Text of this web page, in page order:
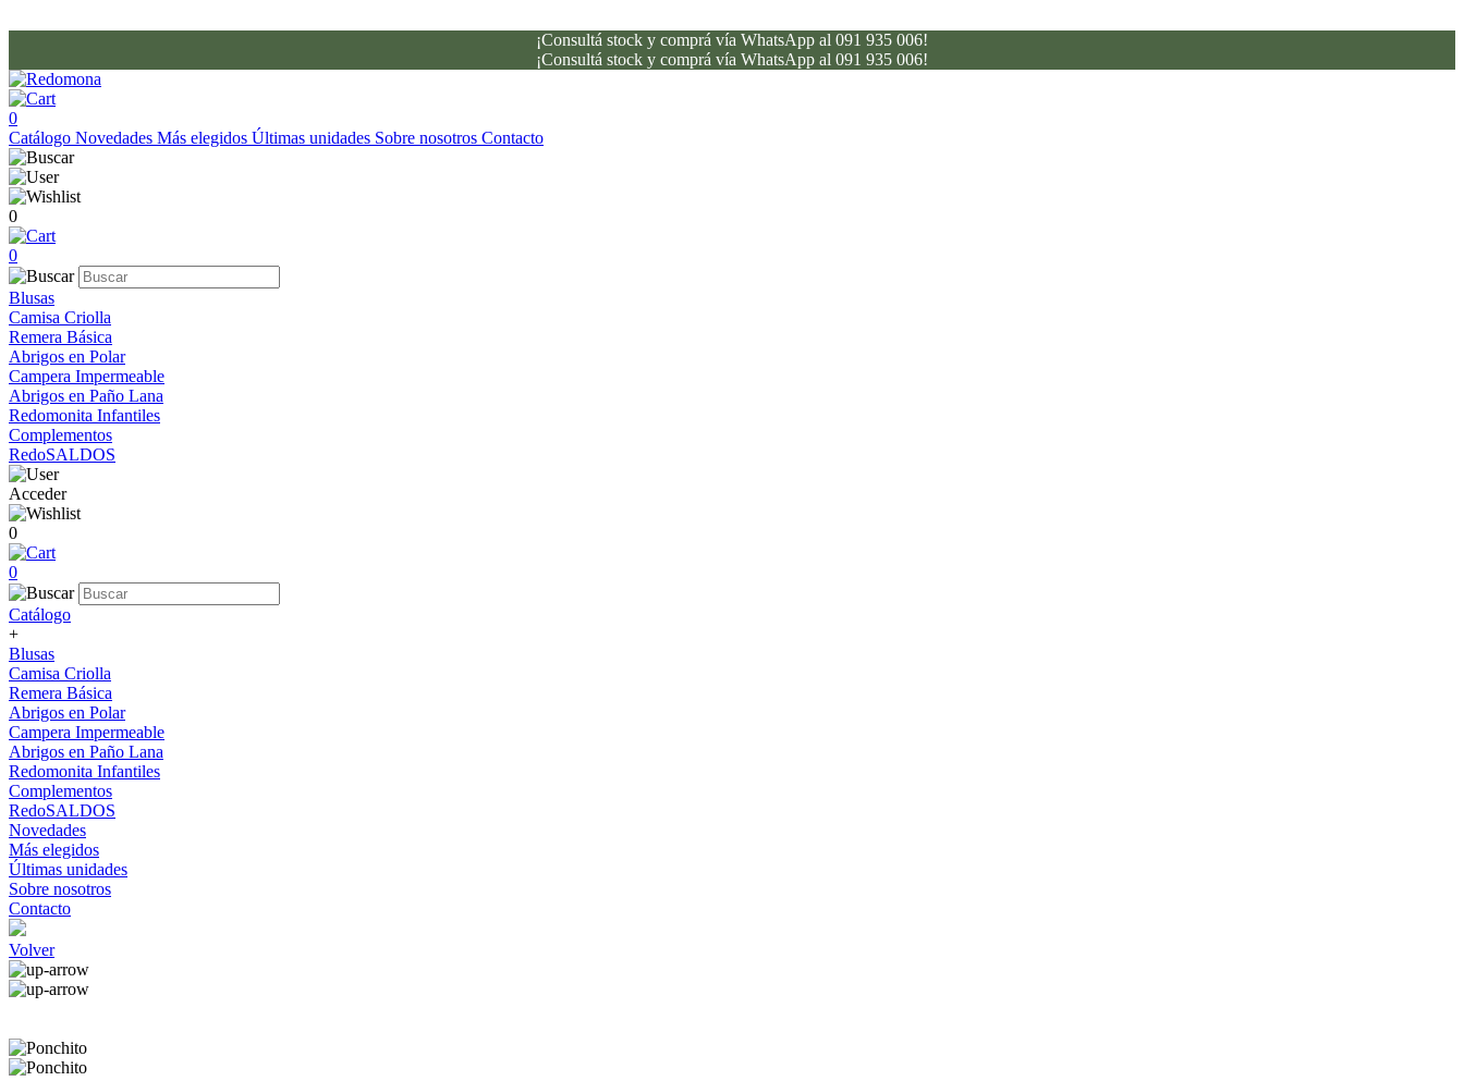
¡Consultá stock y comprá vía WhatsApp al 091 935 006!
¡Consultá stock y comprá vía WhatsApp al 091 935 006!
0
Catálogo Novedades Más elegidos Últimas unidades Sobre nosotros Contacto
0
0
Blusas
Camisa Criolla
Remera Básica
Abrigos en Polar
Campera Impermeable
Abrigos en Paño Lana
Redomonita Infantiles
Complementos
RedoSALDOS
Acceder
0
0
Catálogo
+
Blusas
Camisa Criolla
Remera Básica
Abrigos en Polar
Campera Impermeable
Abrigos en Paño Lana
Redomonita Infantiles
Complementos
RedoSALDOS
Novedades
Más elegidos
Últimas unidades
Sobre nosotros
Contacto
Volver